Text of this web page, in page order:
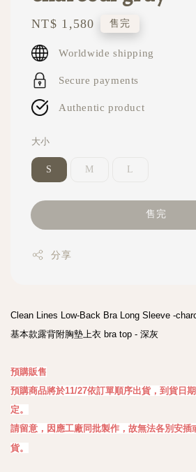
Regular
price
NT$ 1,580 售完
Worldwide shipping
Secure payments
Authentic product
大小
S M L
售完
分享
Clean Lines Low-Back Bra Long Sleeve -
基本款露背附胸墊上衣 bra top - 深灰
預購販售
預購商品將於11/27依訂單順序出貨，到貨日
定。
請留意，因應工廠同批製作，故無法各別安插
貨。